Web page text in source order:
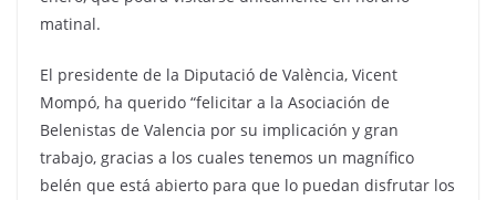
matinal.
El presidente de la Diputació de València, Vicent
Mompó, ha querido “felicitar a la Asociación de
Belenistas de Valencia por su implicación y gran
trabajo, gracias a los cuales tenemos un magnífico
belén que está abierto para que lo puedan disfrutar los